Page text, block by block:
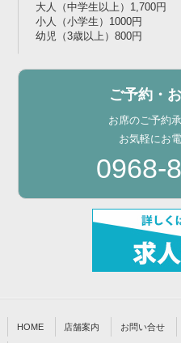
大人（中学生以上）1,700円
小人（小学生）1000円
幼児（3歳以上）800円
ご予約・
お席のご予約
お気軽にお
0968-
HOME 店舗案内 お問い合せ